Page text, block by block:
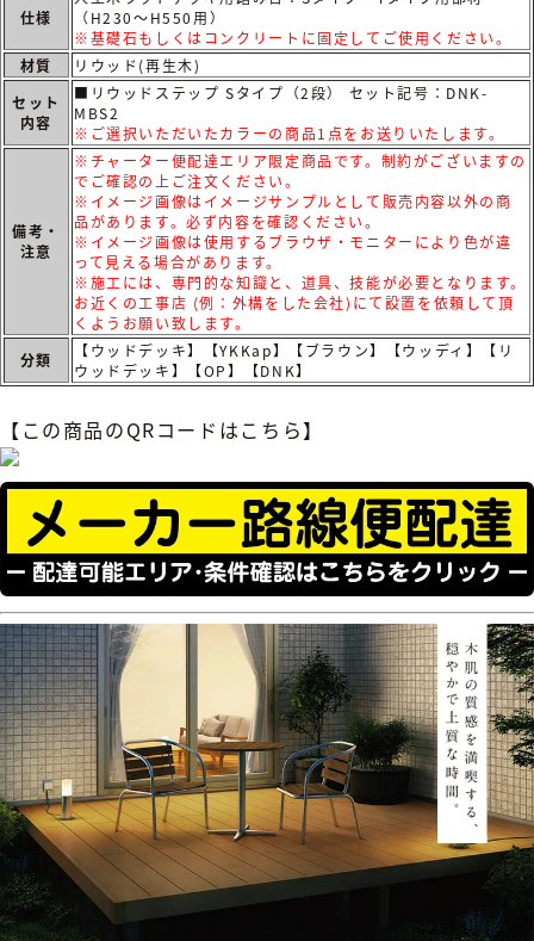
仕様
（H230～H550用）
※基礎石もしくはコンクリートに固定してご使用ください。
材質
リウッド(再生木)
セット
内容
■リウッドステップ Sタイプ（2段） セット記号：DNK-
MBS2
※ご選択いただいたカラーの商品1点をお送りいたします。
備考・
注意
※チャーター便配達エリア限定商品です。制約がございますの
でご確認の上ご注文ください。
※イメージ画像はイメージサンプルとして販売内容以外の商
品があります。必ず内容を確認ください。
※イメージ画像は使用するブラウザ・モニターにより色が違
って見える場合があります。
※施工には、専門的な知識と、道具、技能が必要となります。
お近くの工事店 (例：外構をした会社)にて設置を依頼して頂
くようお願い致します。
分類
【ウッドデッキ】【YKKap】【ブラウン】【ウッディ】【リ
ウッドデッキ】【OP】【DNK】
【この商品のQRコードはこちら】